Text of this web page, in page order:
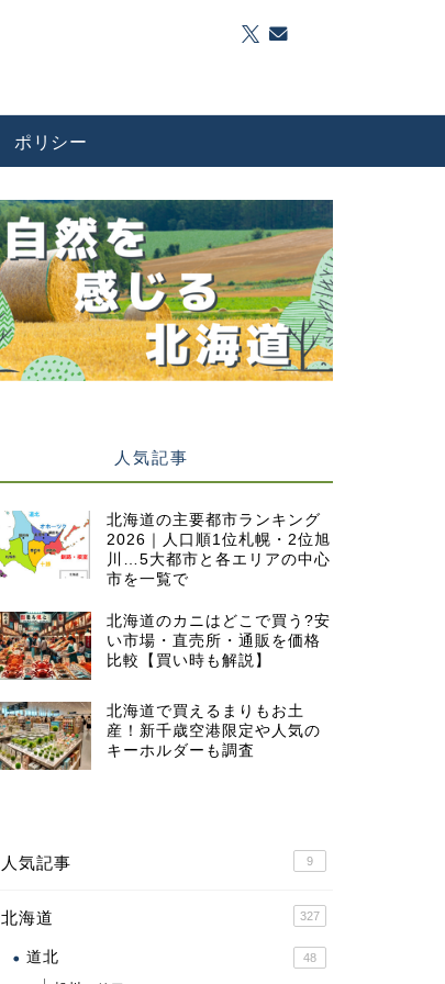
ポリシー
人気記事
北海道の主要都市ランキング
2026｜人口順1位札幌・2位旭
川…5大都市と各エリアの中心
市を一覧で
北海道のカニはどこで買う?安
い市場・直売所・通販を価格
比較【買い時も解説】
北海道で買えるまりもお土
産！新千歳空港限定や人気の
キーホルダーも調査
人気記事 9
北海道 327
道北 48